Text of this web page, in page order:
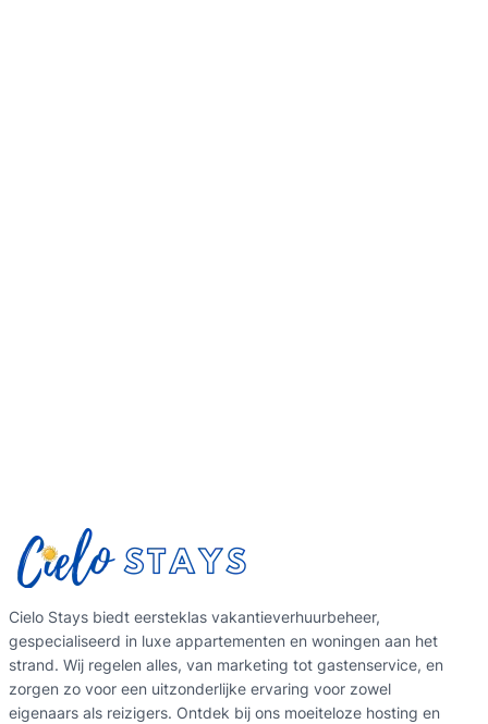
Cielo Stays biedt eersteklas vakantieverhuurbeheer,
gespecialiseerd in luxe appartementen en woningen aan het
strand. Wij regelen alles, van marketing tot gastenservice, en
zorgen zo voor een uitzonderlijke ervaring voor zowel
eigenaars als reizigers. Ontdek bij ons moeiteloze hosting en